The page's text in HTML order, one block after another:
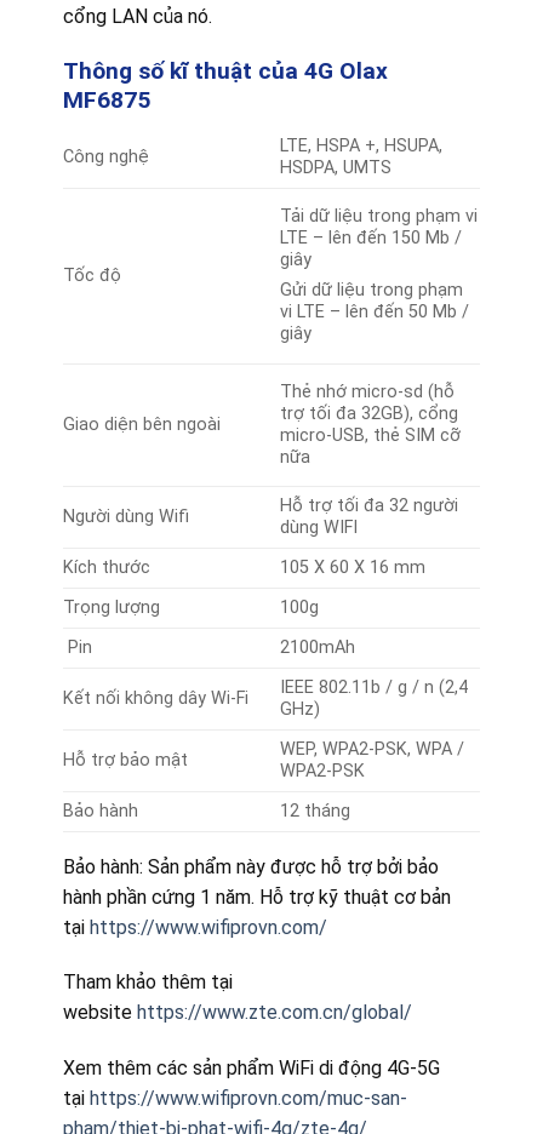
cổng LAN của nó.
Thông số kĩ thuật của 4G Olax
MF6875
Công nghệ
LTE, HSPA +, HSUPA,
HSDPA, UMTS
Tốc độ
Tải dữ liệu trong phạm vi
LTE – lên đến 150 Mb /
giây
Gửi dữ liệu trong phạm
vi LTE – lên đến 50 Mb /
giây
Giao diện bên ngoài
Thẻ nhớ micro-sd (hỗ
trợ tối đa 32GB), cổng
micro-USB, thẻ SIM cỡ
nữa
Người dùng Wifi
Hỗ trợ tối đa 32 người
dùng WIFI
Kích thước
105 X 60 X 16 mm
Trọng lượng
100g
Pin
2100mAh
Kết nối không dây Wi-Fi
IEEE 802.11b / g / n (2,4
GHz)
Hỗ trợ bảo mật
WEP, WPA2-PSK, WPA /
WPA2-PSK
Bảo hành
12 tháng
Bảo hành: Sản phẩm này được hỗ trợ bởi bảo
hành phần cứng 1 năm. Hỗ trợ kỹ thuật cơ bản
tại https://www.wifiprovn.com/
Tham khảo thêm tại
website https://www.zte.com.cn/global/
Xem thêm các sản phẩm WiFi di động 4G-5G
tại https://www.wifiprovn.com/muc-san-
pham/thiet-bi-phat-wifi-4g/zte-4g/